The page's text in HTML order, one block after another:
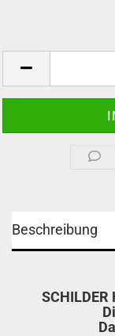
Beschreibung